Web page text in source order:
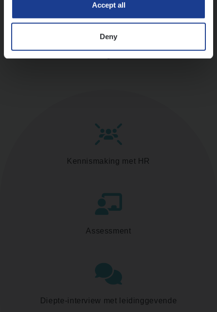
Accept all
Deny
Ons sollicitatieproces
Kennismaking met HR
Assessment
Diepte-interview met leidinggevende